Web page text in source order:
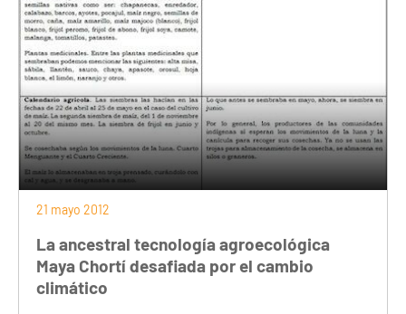
21 mayo 2012
La ancestral tecnología agroecológica
Maya Chortí desafiada por el cambio
climático